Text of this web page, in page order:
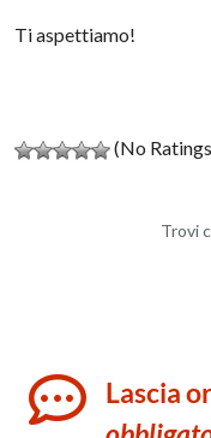
Ti aspettiamo!
(No
Trovi
Lascia